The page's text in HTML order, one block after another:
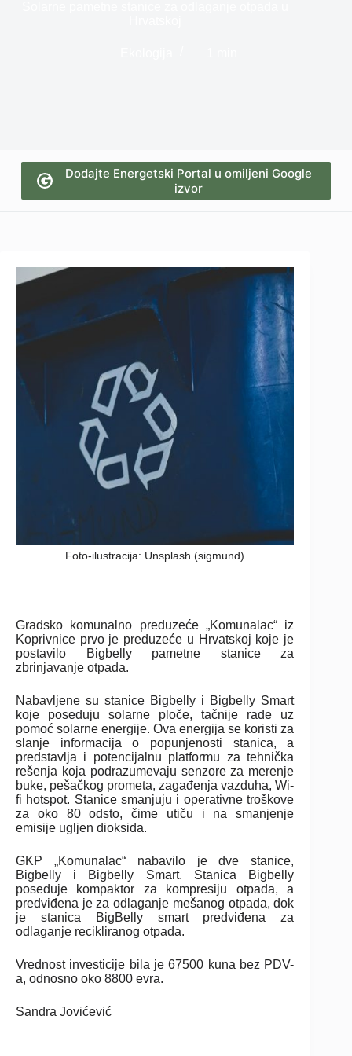
Dodajte Energetski Portal u omiljeni Google
izvor
Foto-ilustracija: Unsplash (sigmund)
Gradsko komunalno preduzeće „Komunalac“ iz
Koprivnice prvo je preduzeće u Hrvatskoj koje je
postavilo Bigbelly pametne stanice za
zbrinjavanje otpada.
Nabavljene su stanice Bigbelly i Bigbelly Smart
koje poseduju solarne ploče, tačnije rade uz
pomoć solarne energije. Ova energija se koristi za
slanje informacija o popunjenosti stanica, a
predstavlja i potencijalnu platformu za tehnička
rešenja koja podrazumevaju senzore za merenje
buke, pešačkog prometa, zagađenja vazduha, Wi-
fi hotspot. Stanice smanjuju i operativne troškove
za oko 80 odsto, čime utiču i na smanjenje
emisije ugljen dioksida.
GKP „Komunalac“ nabavilo je dve stanice,
Bigbelly i Bigbelly Smart. Stanica Bigbelly
poseduje kompaktor za kompresiju otpada, a
predviđena je za odlaganje mešanog otpada, dok
je stanica BigBelly smart predviđena za
odlaganje recikliranog otpada.
Vrednost investicije bila je 67500 kuna bez PDV-
a, odnosno oko 8800 evra.
Sandra Jovićević